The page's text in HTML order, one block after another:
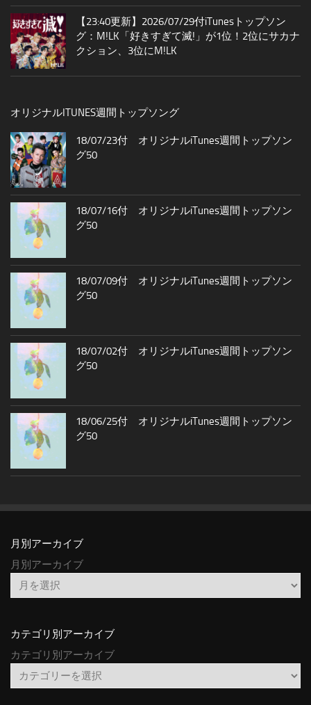
【23:40更新】2026/07/29付iTunesトップソン
グ：M!LK「好きすぎて滅!」が1位！2位にサカナ
クション、3位にM!LK
オリジナルITUNES週間トップソング
18/07/23付 オリジナルiTunes週間トップソン
グ50
18/07/16付 オリジナルiTunes週間トップソン
グ50
18/07/09付 オリジナルiTunes週間トップソン
グ50
18/07/02付 オリジナルiTunes週間トップソン
グ50
18/06/25付 オリジナルiTunes週間トップソン
グ50
月別アーカイブ
月別アーカイブ
カテゴリ別アーカイブ
カテゴリ別アーカイブ